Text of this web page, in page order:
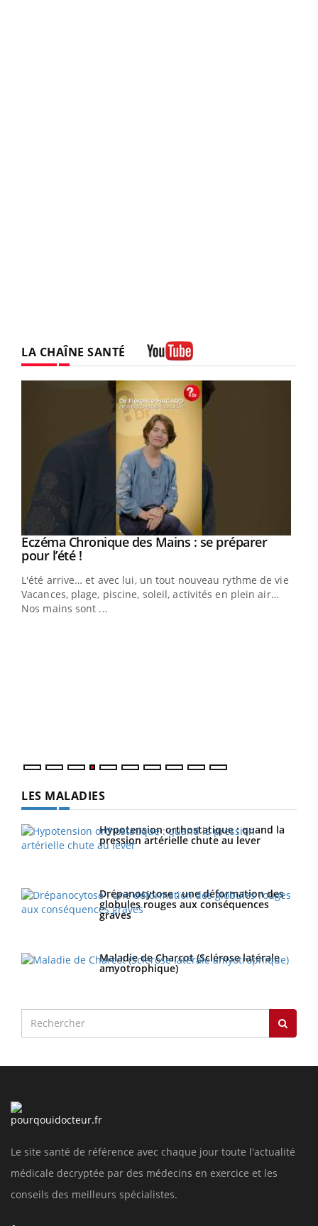
LA CHAÎNE SANTÉ
Youtube
Eczéma Chronique des Mains : se préparer
pour l’été !Youtube
L'été arrive… et avec lui, un tout nouveau rythme de vie !
Vacances, plage, piscine, soleil, activités en plein air…
Nos mains sont ...
LES MALADIES
Hypotension orthostatique : quand la
pression artérielle chute au lever
Drépanocytose : une déformation des
globules rouges aux conséquences
graves
Maladie de Charcot (Sclérose latérale
amyotrophique)
Le site santé de référence avec chaque jour toute l'actualité
médicale decryptée par des médecins en exercice et les
conseils des meilleurs spécialistes.